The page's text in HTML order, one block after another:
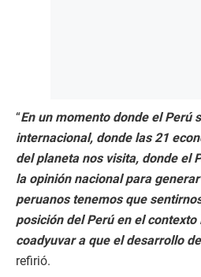
“En un momento donde el Perú
internacional, donde las 21
del planeta nos visita, donde el
la opinión nacional para
peruanos tenemos que
posición del Perú en el
coadyuvar a que el desarrollo
refirió.